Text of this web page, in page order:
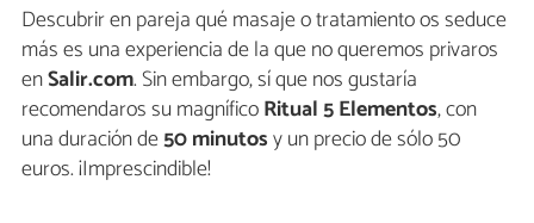
Descubrir en pareja qué masaje o tratamiento os seduce
más es una experiencia de la que no queremos privaros
enSalir.com. Sin embargo, sí que nos gustaría
recomendaros su magníficoRitual 5 Elementos, con
una duración de50 minutosy un precio de sólo 50
euros. ¡Imprescindible!